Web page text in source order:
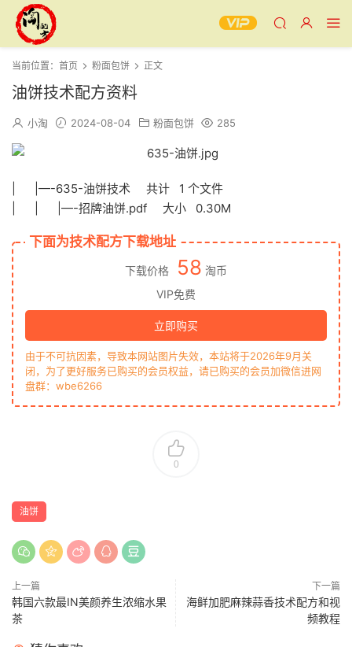
当前位置： 首页 粉面包饼 正文
油饼技术配方资料
小淘 2024-08-04 粉面包饼 285
| |—-635-油饼技术 共计 1 个文件
| | |—-招牌油饼.pdf 大小 0.30M
下面为技术配方下载地址
下载价格 58 淘币
VIP免费
立即购买
由于不可抗因素，导致本网站图片失效，本站将于2026年9月关
闭，为了更好服务已购买的会员权益，请已购买的会员加微信进网
盘群：wbe6266
0
油饼
上一篇
韩国六款最IN美颜养生浓缩水果
茶
下一篇
海鲜加肥麻辣蒜香技术配方和视
频教程